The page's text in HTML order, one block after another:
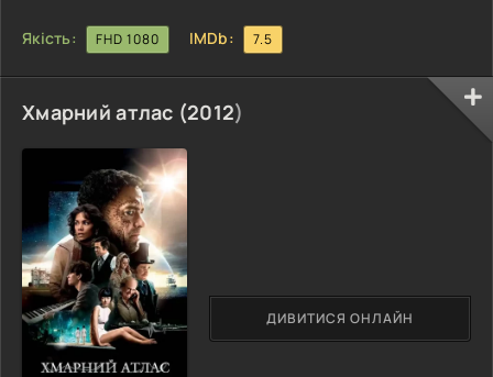
Якість: FHD 1080 IMDb: 7.5
Хмарний атлас (2012)
ДИВИТИСЯ ОНЛАЙН